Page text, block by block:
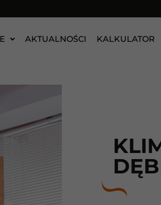
AKTUALNOŚCI KALKULATOR